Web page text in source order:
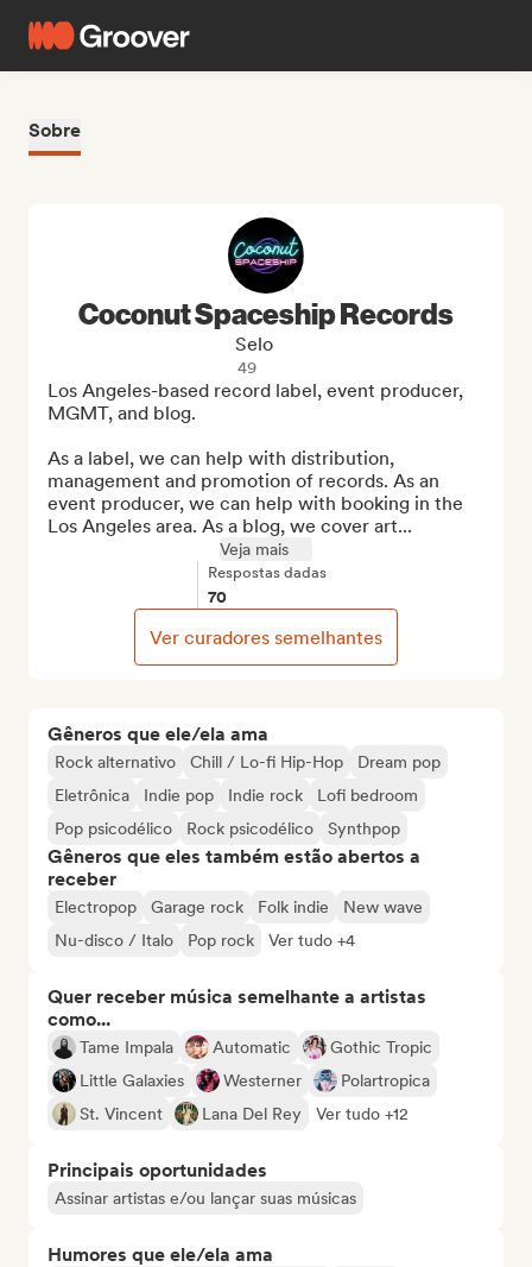
Sobre
Gêneros que ele/ela ama
Rock alternativo Chill / Lo-fi Hip-Hop
Dream pop
Eletrônica
Indie pop Indie rock
Lofi bedroom
Pop psicodélico
Rock psicodélico Synthpop
Gêneros que eles também estão abertos a
receber
Electropop Garage rock Folk indie
New wave
Nu-disco / Italo
Pop rock Ver tudo +4
Quer receber música semelhante a artistas
como...
Tame Impala Automatic
Gothic Tropic
Little Galaxies
Westerner
Polartropica
St. Vincent
Lana Del Rey Ver tudo +12
Principais oportunidades
Assinar artistas e/ou lançar suas músicas
Humores que ele/ela ama
Coconut Spaceship Records
Selo
49
Los Angeles-based record label, event producer,
MGMT, and blog.
As a label, we can help with distribution,
management and promotion of records. As an
event producer, we can help with booking in the
Los Angeles area. As a blog, we cover art...
Veja mais
Respostas dadas
70
Ver curadores semelhantes